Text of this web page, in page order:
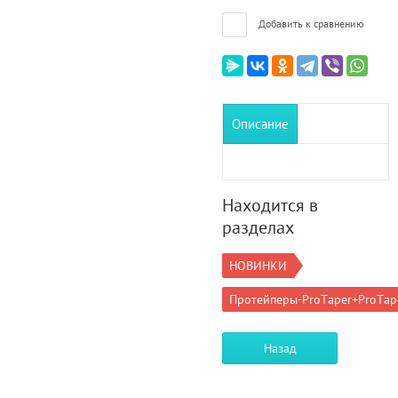
Добавить к сравнению
Описание
Находится в
разделах
НОВИНКИ
Протейперы-
Назад